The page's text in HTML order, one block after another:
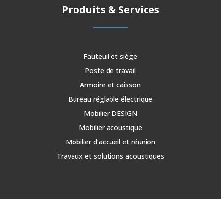
Produits & Services
Fauteuil et siège
Poste de travail
Armoire et caisson
Bureau réglable électrique
Mobilier DESIGN
Mobilier acoustique
Mobilier d’accueil et réunion
Travaux et solutions acoustiques